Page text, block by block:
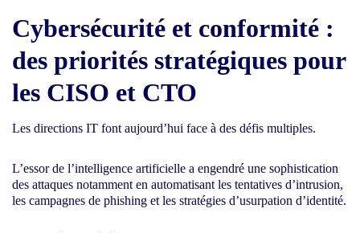
Cybersécurité et conformité :
des priorités stratégiques pour
les CISO et CTO
Les directions IT font aujourd’hui face à des défis multiples.
L’essor de l’intelligence artificielle a engendré une sophistication
des attaques notamment en automatisant les tentatives d’intrusion,
les campagnes de phishing et les stratégies d’usurpation d’identité.